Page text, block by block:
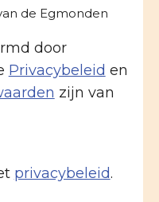
de Egmonden
door
Privacybeleid en
zijn van
privacybeleid.